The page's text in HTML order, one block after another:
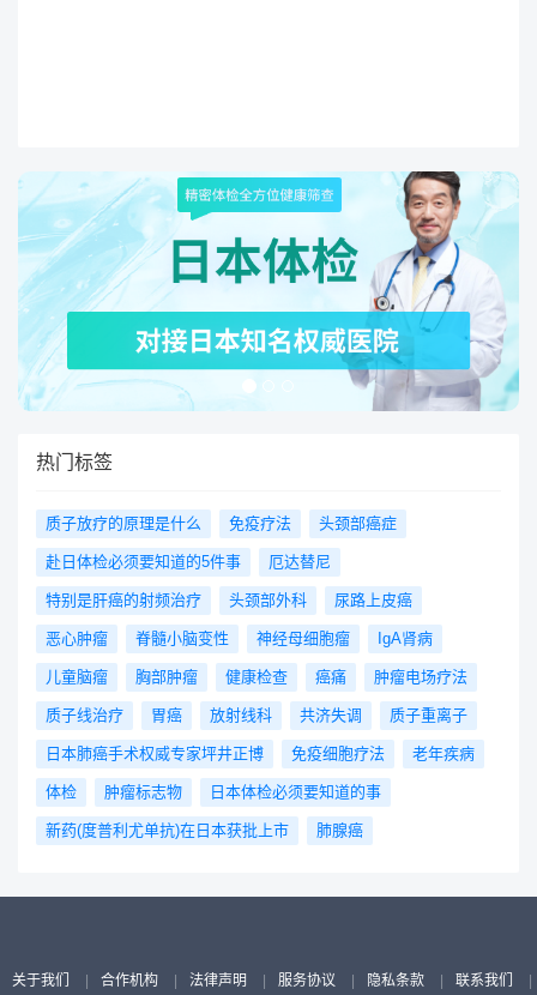
热门标签
质子放疗的原理是什么 免疫疗法 头颈部癌症
赴日体检必须要知道的5件事 厄达替尼
特别是肝癌的射频治疗 头颈部外科 尿路上皮癌
恶心肿瘤 脊髓小脑变性 神经母细胞瘤 IgA肾病
儿童脑瘤 胸部肿瘤 健康检查 癌痛 肿瘤电场疗法
质子线治疗 胃癌 放射线科 共济失调 质子重离子
日本肺癌手术权威专家坪井正博 免疫细胞疗法 老年疾病
体检 肿瘤标志物 日本体检必须要知道的事
新药(度普利尤单抗)在日本获批上市 肺腺癌
关于我们 | 合作机构 | 法律声明 | 服务协议 | 隐私条款 | 联系我们 |